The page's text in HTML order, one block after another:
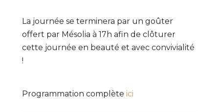
La journée se terminera par un goûter
offert par Mésolia à 17h afin de clôturer
cette journée en beauté et avec convivialité
!
Programmation complète ici